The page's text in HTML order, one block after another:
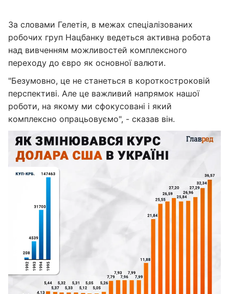
За словами Гелетія, в межах спеціалізованих
робочих груп Нацбанку ведеться активна робота
над вивченням можливостей комплексного
переходу до євро як основної валюти.
"Безумовно, це не станеться в короткостроковій
перспективі. Але це важливий напрямок нашої
роботи, на якому ми сфокусовані і який
комплексно опрацьовуємо", - сказав він.